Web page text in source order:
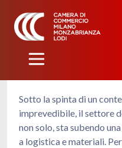
Sotto la spinta di un
imprevedibile, il settore
non solo, sta subendo
a logistica e materiali.